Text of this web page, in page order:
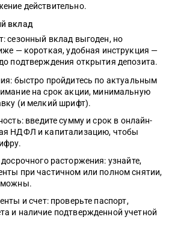
действительно.
вклад
сезонный вклад выгоден, но
— короткая, удобная инструкция —
подтверждения открытия депозита.
быстро пройдитесь по актуальным
на срок акции, минимальную
(и мелкий шрифт).
введите сумму и срок в онлайн-
НДФЛ и капитализацию, чтобы
расторжения: узнайте,
при частичном или полном снятии,
и счет: проверьте паспорт,
и наличие подтвержденной учетной